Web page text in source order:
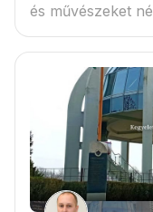
és művészeket